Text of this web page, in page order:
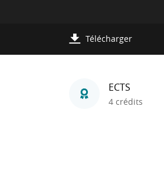
Télécharger
ECTS
4 crédits